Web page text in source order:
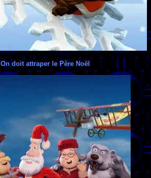
On doit attraper le Père Noël